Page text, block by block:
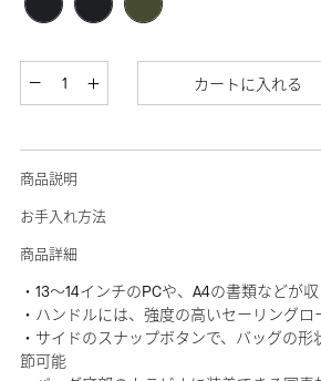
カートに入れる
商品説明
お手入れ方法
商品詳細
・13～14インチのPCや、A4の書類などが
・ハンドルには、強度の高いセーリングロ
・サイドのスナップボタンで、バッグの
節可能